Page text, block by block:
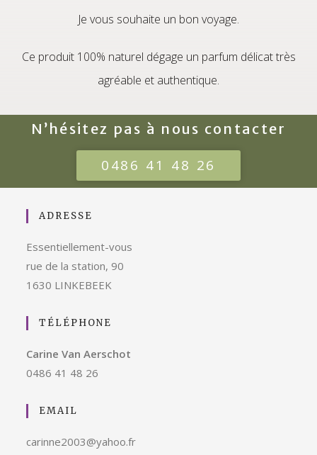
Je vous souhaite un bon voyage.
Ce produit 100% naturel dégage un parfum délicat très
agréable et authentique.
N’hésitez pas à nous contacter
0486 41 48 26
ADRESSE
Essentiellement-vous
rue de la station, 90
1630 LINKEBEEK
TÉLÉPHONE
Carine Van Aerschot
0486 41 48 26
EMAIL
carinne2003@yahoo.fr